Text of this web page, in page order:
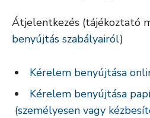
Átjelentkezés (tájékoztató
benyújtás szabályairól)
Kérelem benyújtása
Kérelem benyújtása
(személyesen vagy